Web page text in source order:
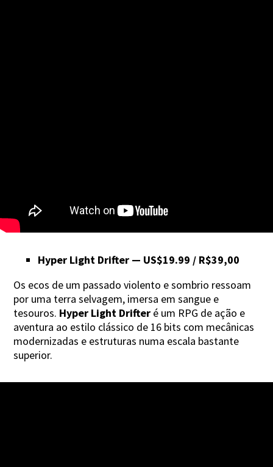
Hyper Light Drifter — US$19.99 / R$39,00
Os ecos de um passado violento e sombrio ressoam
por uma terra selvagem, imersa em sangue e
tesouros. Hyper Light Drifter é um RPG de ação e
aventura ao estilo clássico de 16 bits com mecânicas
modernizadas e estruturas numa escala bastante
superior.